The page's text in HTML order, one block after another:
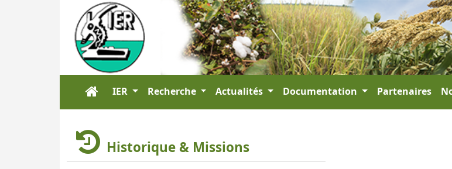
IER Recherche Actualités Documentation Partenaires
Historique & Missions